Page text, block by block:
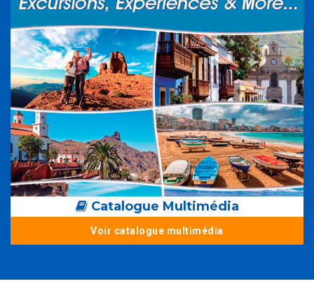
Catalogue Multimédia
Voir catalogue multimédia